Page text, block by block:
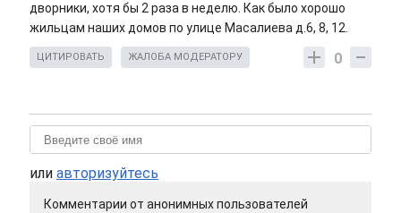
дворники, хотя бы 2 раза в неделю. Как было хорошо
жильцам наших домов по улице Масалиева д.6, 8, 12.
0
ЦИТИРОВАТЬ ЖАЛОБА МОДЕРАТОРУ
или авторизуйтесь
Комментарии от анонимных пользователей